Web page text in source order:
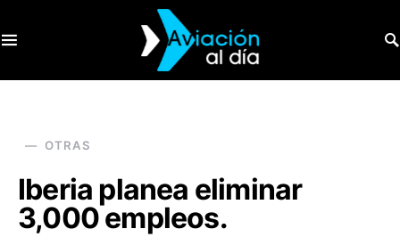
OTRAS
Iberia planea eliminar
3,000 empleos.